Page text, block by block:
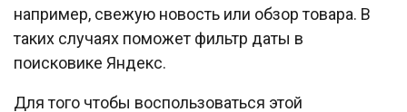
например, свежую новость или обзор товара. В
таких случаях поможет фильтр даты в
поисковике Яндекс.
Для того чтобы воспользоваться этой